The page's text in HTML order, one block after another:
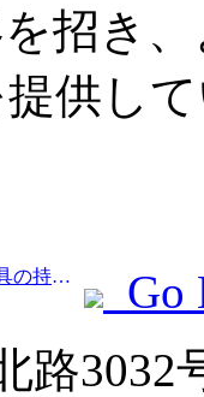
招き
供し
Prev:ホテル業界の次の戦場は家具の持続可能な遺伝子にある
Go
路3032